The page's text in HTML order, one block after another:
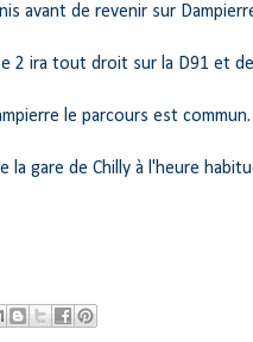
avant de revenir sur
2 ira tout droit sur la D91 et
le parcours est commun.
la gare de Chilly à l'heure